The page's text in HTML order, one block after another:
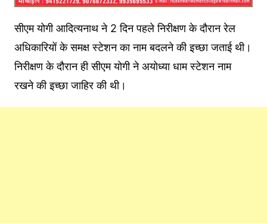
सीएम योगी आदित्यनाथ ने 2 दिन पहले निरीक्षण के दौरान रेल
अधिकारियों के समक्ष स्टेशन का नाम बदलने की इच्छा जताई थी।
निरीक्षण के दौरान ही सीएम योगी ने अयोध्या धाम स्टेशन नाम
रखने की इच्छा जाहिर की थी।